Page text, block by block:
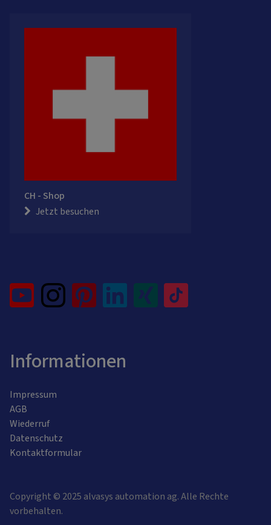
CH - Shop
Jetzt besuchen
Informationen
Impressum
AGB
Wiederruf
Datenschutz
Kontaktformular
Copyright © 2025 alvasys automation ag. Alle Rechte
vorbehalten.